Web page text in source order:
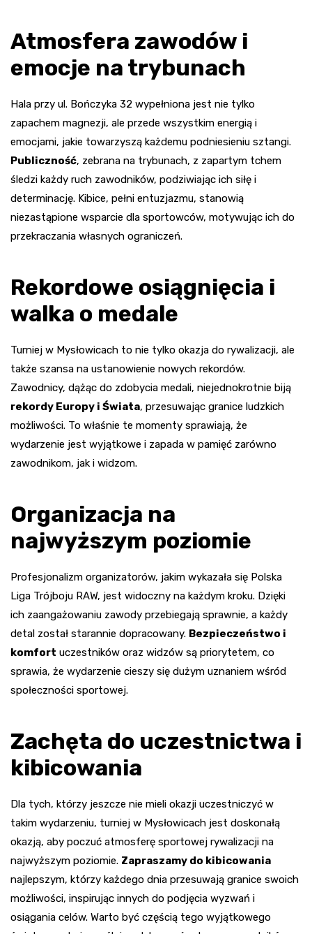
Atmosfera zawodów i
emocje na trybunach
Hala przy ul. Bończyka 32 wypełniona jest nie tylko
zapachem magnezji, ale przede wszystkim energią i
emocjami, jakie towarzyszą każdemu podniesieniu sztangi.
Publiczność, zebrana na trybunach, z zapartym tchem
śledzi każdy ruch zawodników, podziwiając ich siłę i
determinację. Kibice, pełni entuzjazmu, stanowią
niezastąpione wsparcie dla sportowców, motywując ich do
przekraczania własnych ograniczeń.
Rekordowe osiągnięcia i
walka o medale
Turniej w Mysłowicach to nie tylko okazja do rywalizacji, ale
także szansa na ustanowienie nowych rekordów.
Zawodnicy, dążąc do zdobycia medali, niejednokrotnie biją
rekordy Europy i Świata, przesuwając granice ludzkich
możliwości. To właśnie te momenty sprawiają, że
wydarzenie jest wyjątkowe i zapada w pamięć zarówno
zawodnikom, jak i widzom.
Organizacja na
najwyższym poziomie
Profesjonalizm organizatorów, jakim wykazała się Polska
Liga Trójboju RAW, jest widoczny na każdym kroku. Dzięki
ich zaangażowaniu zawody przebiegają sprawnie, a każdy
detal został starannie dopracowany. Bezpieczeństwo i
komfort uczestników oraz widzów są priorytetem, co
sprawia, że wydarzenie cieszy się dużym uznaniem wśród
społeczności sportowej.
Zachęta do uczestnictwa i
kibicowania
Dla tych, którzy jeszcze nie mieli okazji uczestniczyć w
takim wydarzeniu, turniej w Mysłowicach jest doskonałą
okazją, aby poczuć atmosferę sportowej rywalizacji na
najwyższym poziomie. Zapraszamy do kibicowania
najlepszym, którzy każdego dnia przesuwają granice swoich
możliwości, inspirując innych do podjęcia wyzwań i
osiągania celów. Warto być częścią tego wyjątkowego